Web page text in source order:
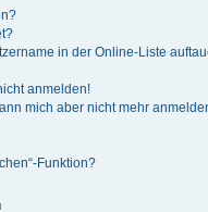
in der Online-Liste
anmelden!
mich aber nicht mehr
Funktion?